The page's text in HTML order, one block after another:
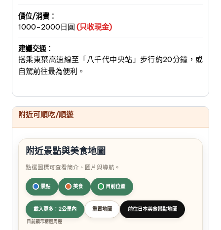
價位/消費：
1000-2000日圓 (只收現金)
建議交通：
搭乘東葉高速線至「八千代中央站」步行約20分鐘，或
自駕前往最為便利。
附近可順吃/順遊
附近景點與美食地圖
點選圖標可查看簡介、圖片與導航。
景點 美食 目前位置
載入更多：2公里內 重置地圖 前往日本美食景點地圖
目前顯示精選周邊